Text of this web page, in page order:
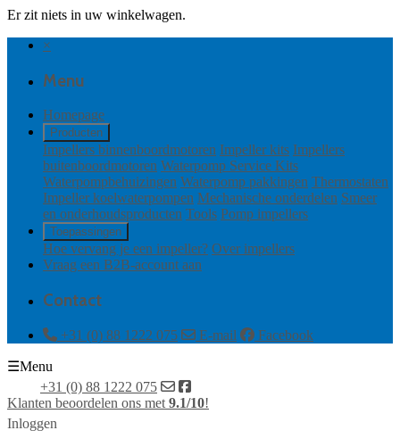
Er zit niets in uw winkelwagen.
×
Menu
Homepage
Producten
Impellers binnenboordmotoren Impeller kits Impellers
buitenboordmotoren Waterpomp Service Kits
Waterpompbehuizingen Waterpomp pakkingen Thermostaten
Impeller koelwaterpompen Mechanische onderdelen Smeer
en onderhoudsproducten Tools Pomp impellers
Toepassingen
Hoe vervang je een impeller? Over impellers
Vraag een B2B-account aan
Contact
+31 (0) 88 1222 075 E-mail Facebook
☰Menu
+31 (0) 88 1222 075
Klanten beoordelen ons met 9.1/10!
Inloggen